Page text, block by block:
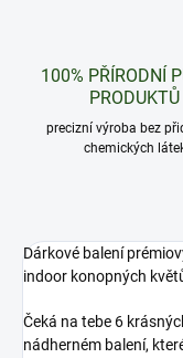
100% PŘÍRODNÍ
PRODUKTŮ
precizní výroba bez
chemických
Dárkové balení
indoor konopných
Čeká na tebe 6
nádherném balení,